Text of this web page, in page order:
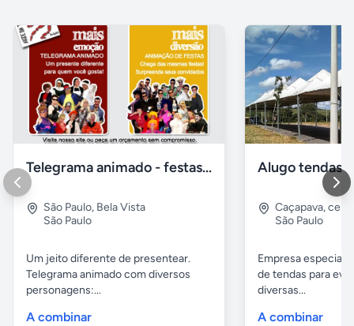
Telegrama animado - festas - presentes e eventos
São Paulo, Bela Vista
São Paulo
Um jeito diferente de presentear.
Telegrama animado com diversos
personagens:...
A combinar
Caçapava,
São Paulo
Empresa
de tendas para
diversas...
A combinar